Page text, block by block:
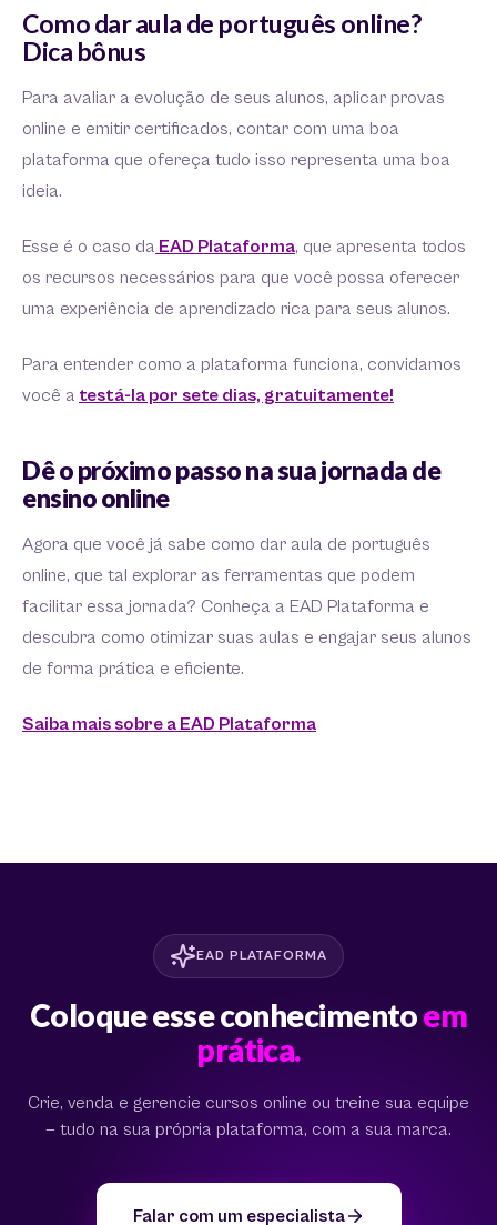
Como dar aula de português online?
Dica bônus
Para avaliar a evolução de seus alunos, aplicar provas
online e emitir certificados, contar com uma boa
plataforma que ofereça tudo isso representa uma boa
ideia.
Esse é o caso da EAD Plataforma, que apresenta todos
os recursos necessários para que você possa oferecer
uma experiência de aprendizado rica para seus alunos.
Para entender como a plataforma funciona, convidamos
você a testá-la por sete dias, gratuitamente!
Dê o próximo passo na sua jornada de
ensino online
Agora que você já sabe como dar aula de português
online, que tal explorar as ferramentas que podem
facilitar essa jornada? Conheça a EAD Plataforma e
descubra como otimizar suas aulas e engajar seus alunos
de forma prática e eficiente.
Saiba mais sobre a EAD Plataforma
EAD PLATAFORMA
Coloque esse conhecimentoem
prática.
Crie, venda e gerencie cursos online ou treine sua equipe
— tudo na sua própria plataforma, com a sua marca.
Falar com um especialista